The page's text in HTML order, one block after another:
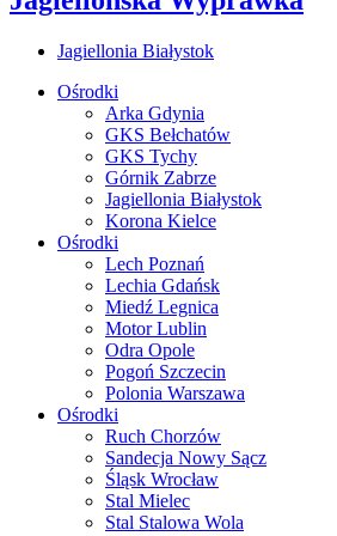
Jagiellonia Białystok
Ośrodki
Arka Gdynia
GKS Bełchatów
GKS Tychy
Górnik Zabrze
Jagiellonia Białystok
Korona Kielce
Ośrodki
Lech Poznań
Lechia Gdańsk
Miedź Legnica
Motor Lublin
Odra Opole
Pogoń Szczecin
Polonia Warszawa
Ośrodki
Ruch Chorzów
Sandecja Nowy Sącz
Śląsk Wrocław
Stal Mielec
Stal Stalowa Wola